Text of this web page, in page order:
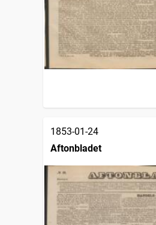
1853-01-24
Aftonbladet